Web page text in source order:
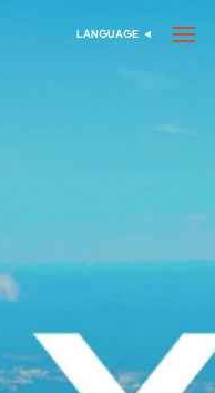
اختر اللغة
LANGUAGE